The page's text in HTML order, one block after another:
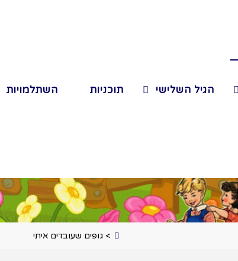
הגיל השלישי תוכניות השתלמויות
> גופים שעובדים איתי